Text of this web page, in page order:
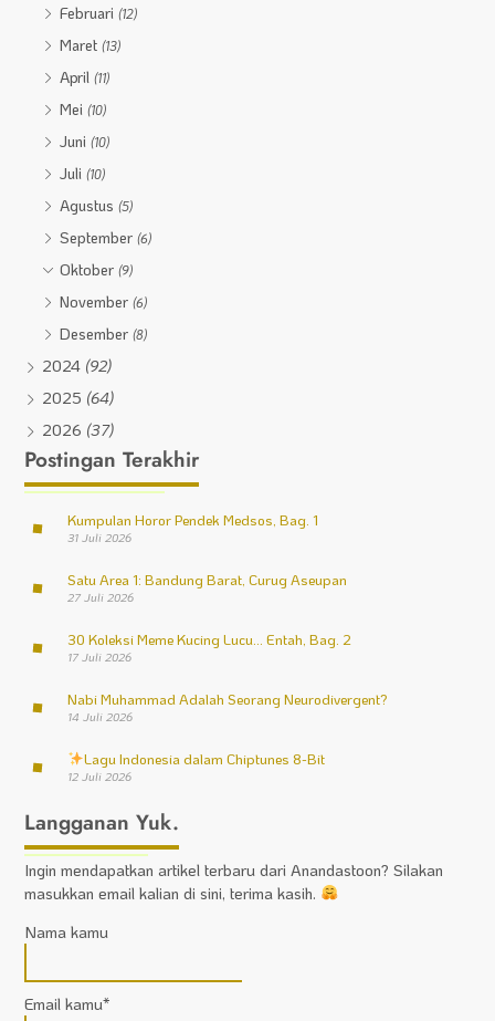
Februari(12)
Maret(13)
April(11)
Mei(10)
Juni(10)
Juli(10)
Agustus(5)
September(6)
Oktober(9)
November(6)
Desember(8)
2024 (92)
2025 (64)
2026 (37)
Postingan Terakhir
Kumpulan Horor Pendek Medsos, Bag. 1
31 Juli 2026
Satu Area 1: Bandung Barat, Curug Aseupan
27 Juli 2026
30 Koleksi Meme Kucing Lucu… Entah, Bag. 2
17 Juli 2026
Nabi Muhammad Adalah Seorang Neurodivergent?
14 Juli 2026
Lagu Indonesia dalam Chiptunes 8-Bit
12 Juli 2026
Langganan Yuk.
Ingin mendapatkan artikel terbaru dari Anandastoon? Silakan
masukkan email kalian di sini, terima kasih.
Nama kamu
Email kamu*